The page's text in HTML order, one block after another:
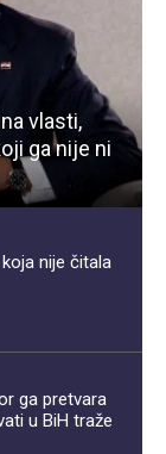
vlasti,
ga nije ni
nije čitala
ga pretvara
u BiH traže